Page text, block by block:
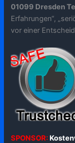
01099 Dresden
Erfahrungen“,
vor einer
SPONSOR: